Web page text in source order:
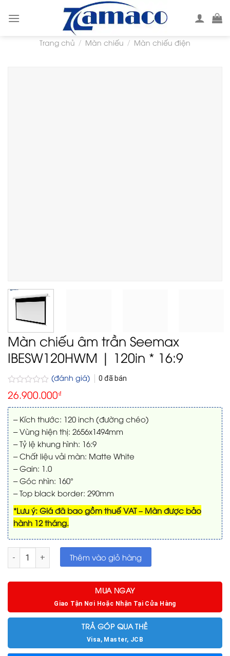
Trang chủ / Màn chiếu / Màn chiếu điện
Màn chiếu âm trần Seemax
IBESW120HWM | 120in * 16:9
Được
xếp
hạng
0
5
sao
(đánh giá) 0 đã bán
26.900.000₫
– Kích thước: 120 inch (đường chéo)
– Vùng hiện thị: 2656x1494mm
– Tỷ lệ khung hình: 16:9
– Chất liệu vải màn: Matte White
– Gain: 1.0
– Góc nhìn: 160°
– Top black border: 290mm
*Lưu ý: Giá đã bao gồm thuế VAT – Màn được bảo
hành 12 tháng.
Màn chiếu âm trần Seemax IBESW120HWM | 120in * 16:9 số
Thêm vào giỏ hàng
MUA NGAY
Giao Tận Nơi Hoặc Nhận Tại Cửa Hàng
TRẢ GÓP QUA THẺ
Visa, Master, JCB